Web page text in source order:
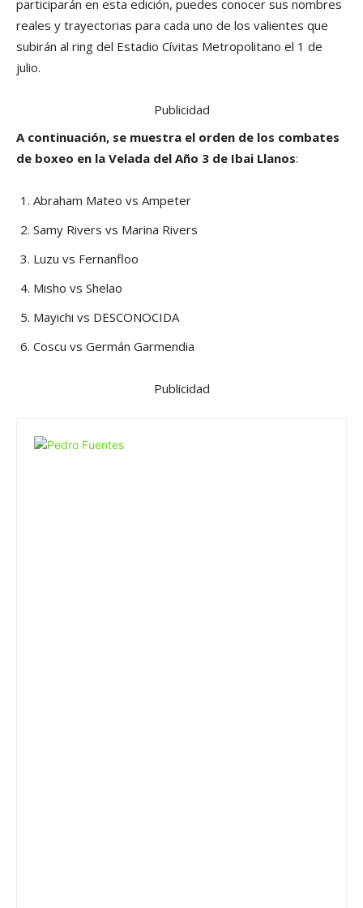
participarán en esta edición, puedes conocer sus nombres
reales y trayectorias para cada uno de los valientes que
subirán al ring del Estadio Cívitas Metropolitano el 1 de
julio.
Publicidad
A continuación, se muestra el orden de los combates
de boxeo en la Velada del Año 3 de Ibai Llanos:
Abraham Mateo vs Ampeter
Samy Rivers vs Marina Rivers
Luzu vs Fernanfloo
Misho vs Shelao
Mayichi vs DESCONOCIDA
Coscu vs Germán Garmendia
Publicidad